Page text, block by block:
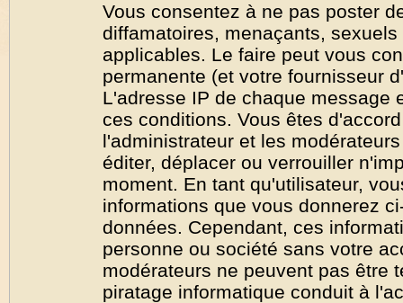
Vous consentez à ne pas poster
diffamatoires, menaçants,
applicables. Le faire peut vous
permanente (et votre fournisseur
L'adresse IP de chaque message
ces conditions. Vous êtes
l'administrateur et les
éditer, déplacer ou verrouiller
moment. En tant qu'utilisateur,
informations que vous donnerez
données. Cependant, ces
personne ou société sans votre
modérateurs ne peuvent pas être
piratage informatique conduit à